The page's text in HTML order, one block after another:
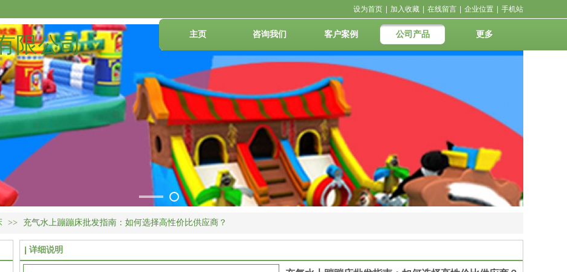
限公司 主页 咨询我们 客户案例 公司产品 更多
设为首页 加入收藏 在线留言 企业位置 手机站
>> 充气水上蹦蹦床批发指南：如何选择高性价比供应商？
详细说明